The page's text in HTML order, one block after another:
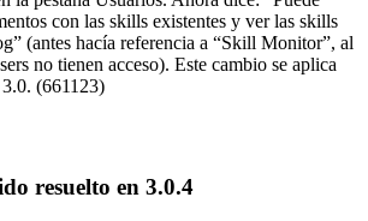
con las skills existentes y ver las skills
(antes hacía referencia a “Skill Monitor”, al
no tienen acceso). Este cambio se aplica
(661123)
resuelto en 3.0.4